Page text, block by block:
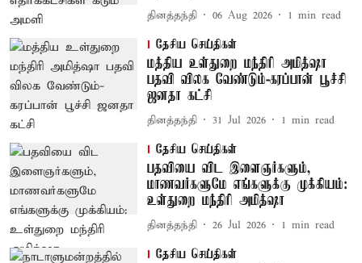
தினத்தந்தி 06 Aug 2026 1 min read
தேசிய செய்திகள்
மத்திய உள்துறை மந்திரி அமித்ஷா
பதவி விலக வேண்டும்-கரப்பான் பூச்சி
ஜனதா கட்சி
தினத்தந்தி 31 Jul 2026 1 min read
தேசிய செய்திகள்
பதவியை விட இளைஞர்களும்,
மாணவர்களுமே எங்களுக்கு முக்கியம்:
உள்துறை மந்திரி அமித்ஷா
தினத்தந்தி 26 Jul 2026 1 min read
தேசிய செய்திகள்